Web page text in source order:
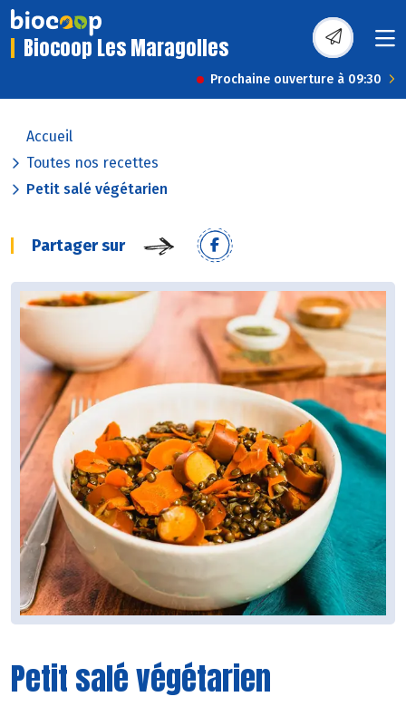
Biocoop Les Maragolles
Prochaine ouverture à 09:30
Accueil
Toutes nos recettes
Petit salé végétarien
Partager sur
Petit salé végétarien